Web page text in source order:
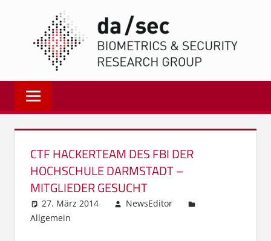
springen
Biometrics
and
Internet
Security
Group
dasec
CTF HACKERTEAM DES FBI DER
HOCHSCHULE DARMSTADT –
MITGLIEDER GESUCHT
27. März 2014
NewsEditor
Allgemein